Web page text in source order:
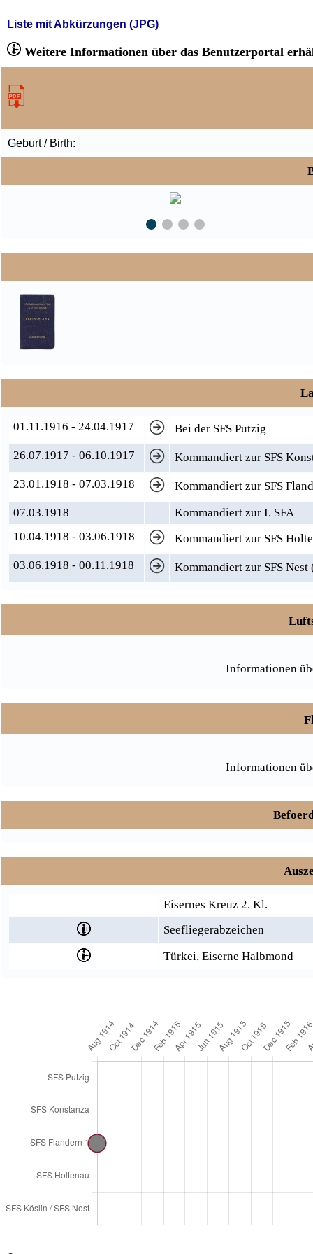
Liste mit Abkürzungen (JPG)
Weitere Informationen über das Benutzerportal
Geburt / Birth:
01.11.1916 - 24.04.1917
Bei der SFS Putzig
26.07.1917 - 06.10.1917
Kommandiert zur SFS
23.01.1918 - 07.03.1918
Kommandiert zur SFS
07.03.1918
Kommandiert zur I. SFA
10.04.1918 - 03.06.1918
Kommandiert zur SFS
03.06.1918 - 00.11.1918
Kommandiert zur SFS
Informationen
Informationen
Eisernes Kreuz 2. Kl.
Seefliegerabzeichen
Türkei, Eiserne Halbmond